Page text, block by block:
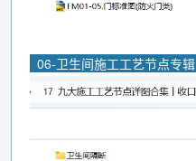
06-卫生间施工工艺节点专辑